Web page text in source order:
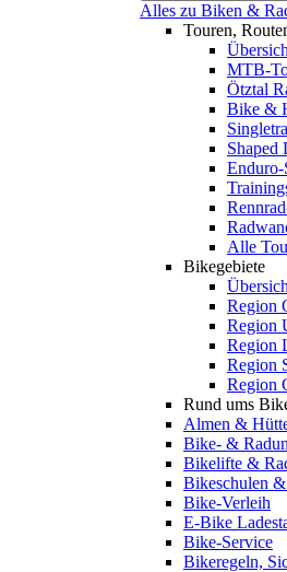
Alles zu Biken &
Touren,
MTB-
Ötztal
Bike &
Shaped
Enduro-
Alle
Bikegebiete
Region
Region
Region
Region
Region
Rund ums
Almen &
Bike- &
Bikelifte &
Bikeschulen
Bike-Verleih
E-Bike
Bike-Service
Bikeregeln,